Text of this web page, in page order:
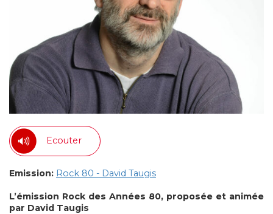
Ecouter
Emission: Rock 80 - David Taugis
L’émission Rock des Années 80, proposée et animée
par David Taugis